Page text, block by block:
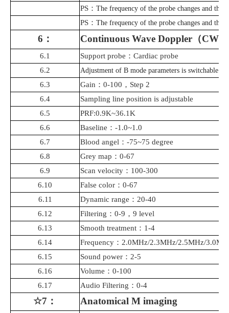
PS ： The frequency of the probe changes and the
PS ： The frequency of the probe changes and the
6 ： Continuous Wave Doppler （CW
6.1 Support probe ： Cardiac probe
6.2
Adjustment of B mode parameters is switchable
6.3 Gain ： 0-100 ， Step 2
6.4
Sampling line position is adjustable
6.5
PRF:0.9K~36.1K
6.6
Baseline ： -1.0~1.0
6.7
Blood angel ： -75~75 degree
6.8
Grey map ： 0-67
6.9
Scan velocity ： 100-300
6.10
False color ： 0-67
6.11
Dynamic range ： 20-40
6.12
Filtering ： 0-9 ， 9 level
6.13
Smooth treatment ： 1-4
6.14
Frequency ： 2.0MHz/2.3MHz/2.5MHz/
6.15
Sound power ： 2-5
6.16
Volume ： 0-100
6.17
Audio Filtering ： 0-4
☆7 ： Anatomical M imaging